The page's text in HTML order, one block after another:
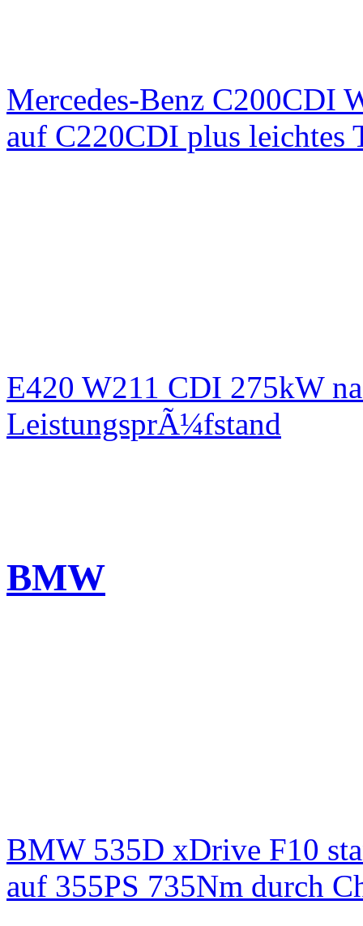
Mercedes-Benz C200CDI
auf C220CDI plus
E420 W211 CDI 275kW
LeistungsprÃ¼fstand
BMW
BMW 535D xDrive F10
auf 355PS 735Nm durch